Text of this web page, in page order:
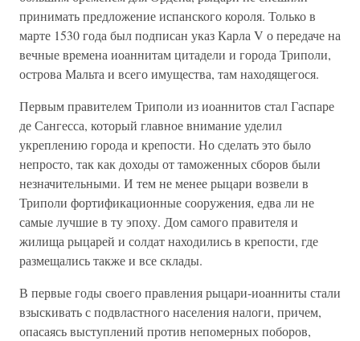
принимать предложение испанского короля. Только в
марте 1530 года был подписан указ Карла V о передаче на
вечные времена иоаннитам цитадели и города Триполи,
острова Мальта и всего имущества, там находящегося.
Первым правителем Триполи из иоаннитов стал Гаспаре
де Сангесса, который главное внимание уделил
укреплению города и крепости. Но сделать это было
непросто, так как доходы от таможенных сборов были
незначительными. И тем не менее рыцари возвели в
Триполи фортификационные сооружения, едва ли не
самые лучшие в ту эпоху. Дом самого правителя и
жилища рыцарей и солдат находились в крепости, где
размещались также и все склады.
В первые годы своего правления рыцари-иоанниты стали
взыскивать с подвластного населения налоги, причем,
опасаясь выступлений против непомерных поборов,